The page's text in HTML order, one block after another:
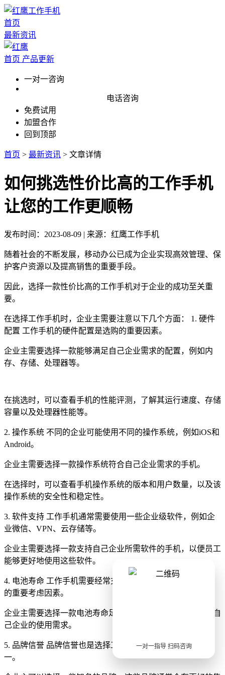
首页
最新资讯
首页 产品更新
一对一咨询
电话咨询
免费试用
加盟合作
回到顶部
一对一指导 扫码咨询
首页 > 最新资讯 > 文章详情
如何挑选性价比高的工作手机
让您的工作更顺畅
发布时间：2023-08-09 | 来源：红鹰工作手机
随着社会的不断发展，移动办公已成为企业实现高效管理、保
护客户资源以及提高销售的重要手段。
因此，选择一款性价比高的工作手机对于企业的成功至关重
要。
在选择工作手机时，企业主需要注意以下几个方面： 1. 硬件
配置 工作手机的硬件配置是选购的重要因素。
企业主需要选择一款能够满足自己企业需求的配置，例如内
存、存储、处理器等。
在挑选时，可以查看手机的性能评测，了解其运行速度、存储
容量以及处理器性能等。
2. 操作系统 不同的企业可能使用不同的操作系统，例如iOS和
Android。
企业主需要选择一款操作系统符合自己企业需求的手机。
在选择时，可以查看手机操作系统的版本和用户数量，以及该
操作系统的安全性和稳定性。
3. 软件支持 工作手机通常需要使用一些企业级软件，例如企
业微信、VPN、云存储等。
企业主需要选择一款支持自己企业所需软件的手机，以便员工
能够更好地使用这些软件。
4. 电池寿命 工作手机需要经常充电，因此电池寿命也是选择
的重要考虑因素。
企业主需要选择一款电池寿命足够长的手机，以便能够满足自
己企业的使用需求。
5. 品牌信誉 品牌信誉也是选择工作手机时需要考虑的因素之
一。